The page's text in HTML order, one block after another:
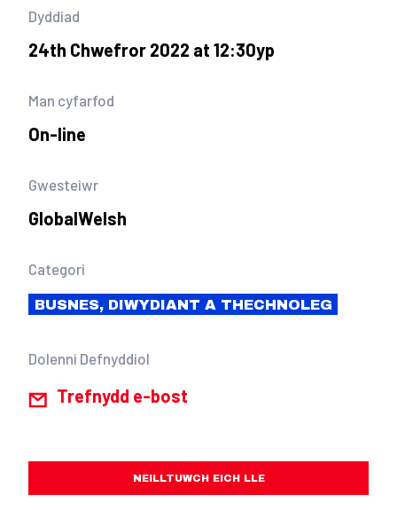
Dyddiad
24th Chwefror 2022 at 12:30yp
Man cyfarfod
On-line
Gwesteiwr
GlobalWelsh
Categori
BUSNES, DIWYDIANT A THECHNOLEG
Dolenni Defnyddiol
Trefnydd e-bost
NEILLTUWCH EICH LLE